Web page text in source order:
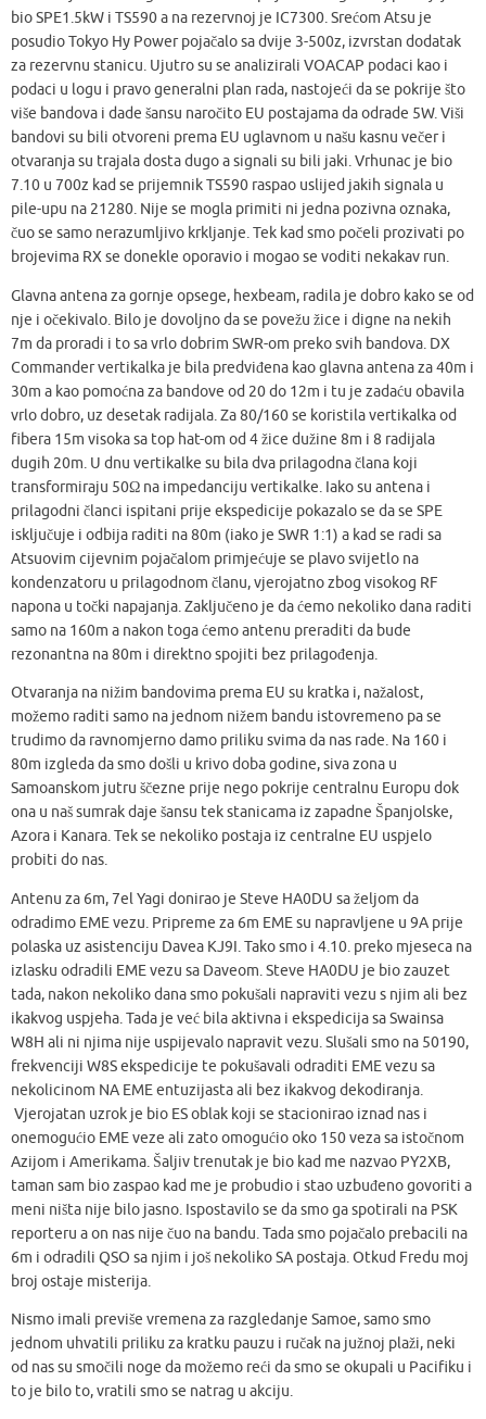
bio SPE1.5kW i TS590 a na rezervnoj je IC7300. Srećom Atsu je
posudio Tokyo Hy Power pojačalo sa dvije 3-500z, izvrstan dodatak
za rezervnu stanicu. Ujutro su se analizirali VOACAP podaci kao i
podaci u logu i pravo generalni plan rada, nastojeći da se pokrije što
više bandova i dade šansu naročito EU postajama da odrade 5W. Viši
bandovi su bili otvoreni prema EU uglavnom u našu kasnu večer i
otvaranja su trajala dosta dugo a signali su bili jaki. Vrhunac je bio
7.10 u 700z kad se prijemnik TS590 raspao uslijed jakih signala u
pile-upu na 21280. Nije se mogla primiti ni jedna pozivna oznaka,
čuo se samo nerazumljivo krkljanje. Tek kad smo počeli prozivati po
brojevima RX se donekle oporavio i mogao se voditi nekakav run.
Glavna antena za gornje opsege, hexbeam, radila je dobro kako se od
nje i očekivalo. Bilo je dovoljno da se povežu žice i digne na nekih
7m da proradi i to sa vrlo dobrim SWR-om preko svih bandova. DX
Commander vertikalka je bila predviđena kao glavna antena za 40m i
30m a kao pomoćna za bandove od 20 do 12m i tu je zadaću obavila
vrlo dobro, uz desetak radijala. Za 80/160 se koristila vertikalka od
fibera 15m visoka sa top hat-om od 4 žice dužine 8m i 8 radijala
dugih 20m. U dnu vertikalke su bila dva prilagodna člana koji
transformiraju 50Ω na impedanciju vertikalke. Iako su antena i
prilagodni članci ispitani prije ekspedicije pokazalo se da se SPE
isključuje i odbija raditi na 80m (iako je SWR 1:1) a kad se radi sa
Atsuovim cijevnim pojačalom primjećuje se plavo svijetlo na
kondenzatoru u prilagodnom članu, vjerojatno zbog visokog RF
napona u točki napajanja. Zaključeno je da ćemo nekoliko dana raditi
samo na 160m a nakon toga ćemo antenu preraditi da bude
rezonantna na 80m i direktno spojiti bez prilagođenja.
Otvaranja na nižim bandovima prema EU su kratka i, nažalost,
možemo raditi samo na jednom nižem bandu istovremeno pa se
trudimo da ravnomjerno damo priliku svima da nas rade. Na 160 i
80m izgleda da smo došli u krivo doba godine, siva zona u
Samoanskom jutru ščezne prije nego pokrije centralnu Europu dok
ona u naš sumrak daje šansu tek stanicama iz zapadne Španjolske,
Azora i Kanara. Tek se nekoliko postaja iz centralne EU uspjelo
probiti do nas.
Antenu za 6m, 7el Yagi donirao je Steve HA0DU sa željom da
odradimo EME vezu. Pripreme za 6m EME su napravljene u 9A prije
polaska uz asistenciju Davea KJ9I. Tako smo i 4.10. preko mjeseca na
izlasku odradili EME vezu sa Daveom. Steve HA0DU je bio zauzet
tada, nakon nekoliko dana smo pokušali napraviti vezu s njim ali bez
ikakvog uspjeha. Tada je već bila aktivna i ekspedicija sa Swainsa
W8H ali ni njima nije uspijevalo napravit vezu. Slušali smo na 50190,
frekvenciji W8S ekspedicije te pokušavali odraditi EME vezu sa
nekolicinom NA EME entuzijasta ali bez ikakvog dekodiranja.
Vjerojatan uzrok je bio ES oblak koji se stacionirao iznad nas i
onemogućio EME veze ali zato omogućio oko 150 veza sa istočnom
Azijom i Amerikama. Šaljiv trenutak je bio kad me nazvao PY2XB,
taman sam bio zaspao kad me je probudio i stao uzbuđeno govoriti a
meni ništa nije bilo jasno. Ispostavilo se da smo ga spotirali na PSK
reporteru a on nas nije čuo na bandu. Tada smo pojačalo prebacili na
6m i odradili QSO sa njim i još nekoliko SA postaja. Otkud Fredu moj
broj ostaje misterija.
Nismo imali previše vremena za razgledanje Samoe, samo smo
jednom uhvatili priliku za kratku pauzu i ručak na južnoj plaži, neki
od nas su smočili noge da možemo reći da smo se okupali u Pacifiku i
to je bilo to, vratili smo se natrag u akciju.